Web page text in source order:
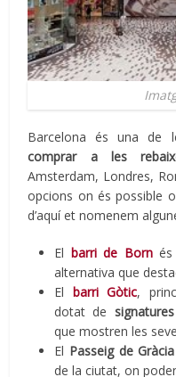
Barcelona és una de
comprar a les
Amsterdam, Londres,
opcions on és possible
d’aquí et nomenem
El barri de Bornés
alternativa que
El barri Gòtic,
dotat de
que mostren les
El Passeig de Gràcia
de la ciutat, on